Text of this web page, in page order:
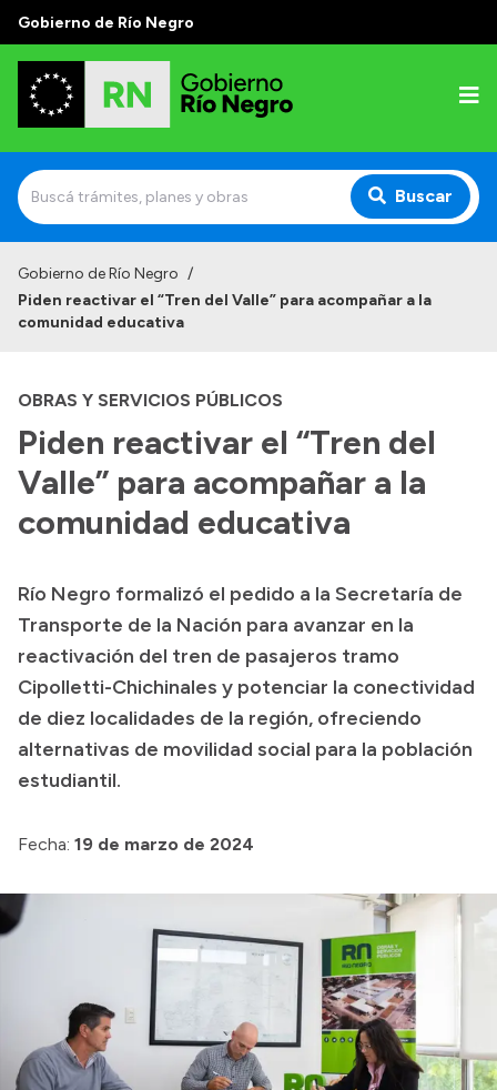
Gobierno de Río Negro
Buscar
Autoridades
Autoridades y Organismos
Discursos en la Legislatura
Casa de Gobierno
Acerca de Río Negro
Geografía
Invertí en Río Negro
Transparencia
Consulta de expedientes
Consulta de pago a proveedores
Convocatorias
Intranet
Login
Gobierno de Río Negro /
Piden reactivar el “Tren del Valle” para acompañar a la
comunidad educativa
OBRAS Y SERVICIOS PÚBLICOS
Piden reactivar el “Tren del
Valle” para acompañar a la
comunidad educativa
Río Negro formalizó el pedido a la Secretaría de
Transporte de la Nación para avanzar en la
reactivación del tren de pasajeros tramo
Cipolletti-Chichinales y potenciar la conectividad
de diez localidades de la región, ofreciendo
alternativas de movilidad social para la población
estudiantil.
Fecha: 19 de marzo de 2024